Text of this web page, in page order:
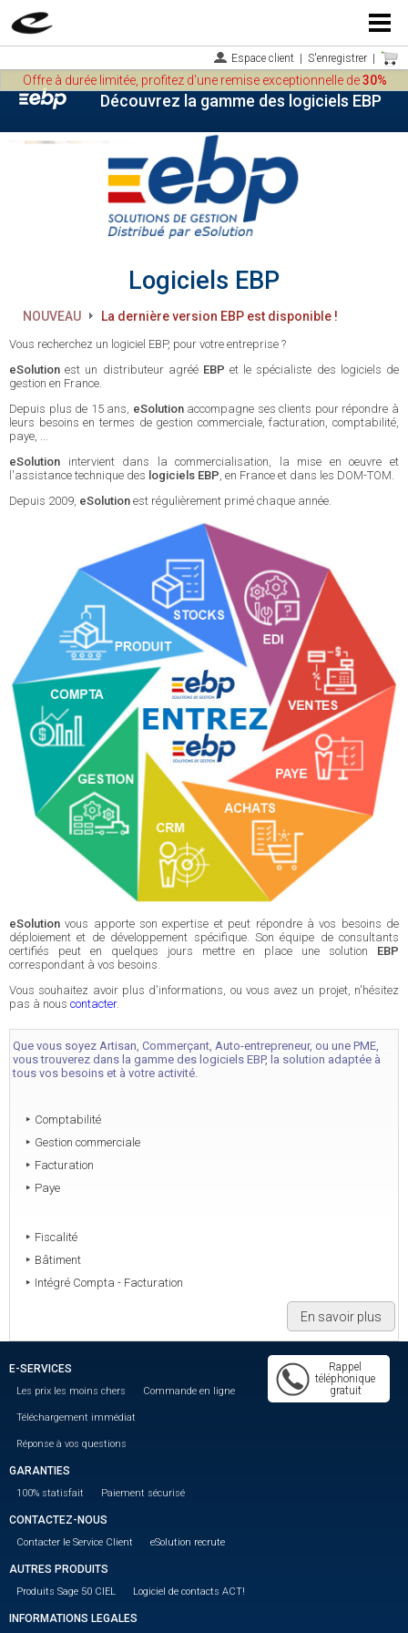
Menu
Espace client S'enregistrer
Découvrez la gamme des logiciels EBP
Offre à durée limitée, profitez d'une remise exceptionnelle de30%
Logiciels EBP
NOUVEAU La dernière version EBP est disponible !
Vous recherchez un logiciel EBP, pour votre entreprise ?
eSolution est un distributeur agréé EBP et le spécialiste des logiciels de
gestion en France.
Depuis plus de 15 ans, eSolutionaccompagne ses clients pour répondre à
leurs besoins en termes de gestion commerciale, facturation, comptabilité,
paye, ...
eSolution intervient dans la commercialisation, la mise en oeuvre et
l'assistance technique des logiciels EBP, en France et dans les DOM-TOM.
Depuis 2009, eSolution est régulièrement primé chaque année.
eSolution vous apporte son expertise et peut répondre à vos besoins de
déploiement et de développement spécifique. Son équipe de consultants
certifiés peut en quelques jours mettre en place une solution EBP
correspondant à vos besoins.
Vous souhaitez avoir plus d'informations, ou vous avez un projet, n'hésitez
pas à nous contacter.
Que vous soyez Artisan, Commerçant, Auto-entrepreneur, ou une PME,
vous trouverez dans la gamme des logiciels EBP, la solution adaptée à
tous vos besoins et à votre activité.
Comptabilité
Gestion commerciale
Facturation
Paye
Fiscalité
Bâtiment
Intégré Compta - Facturation
En savoir plus
Rappel
téléphonique
gratuit
E-SERVICES
Les prix les moins chers Commande en ligne
Téléchargement immédiat
Réponse à vos questions
GARANTIES
100% statisfait Paiement sécurisé
CONTACTEZ-NOUS
Contacter le Service Client eSolution recrute
AUTRES PRODUITS
Produits Sage 50 CIEL Logiciel de contacts ACT!
INFORMATIONS LEGALES